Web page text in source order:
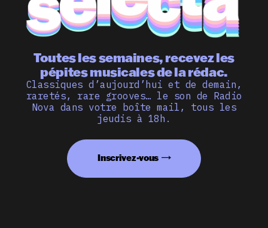
Toutes les semaines, recevez les
pépites musicales de la rédac.
Classiques d’aujourd’hui et de demain,
raretés, rare grooves… le son de Radio
Nova dans votre boîte mail, tous les
jeudis à 18h.
Inscrivez-vous